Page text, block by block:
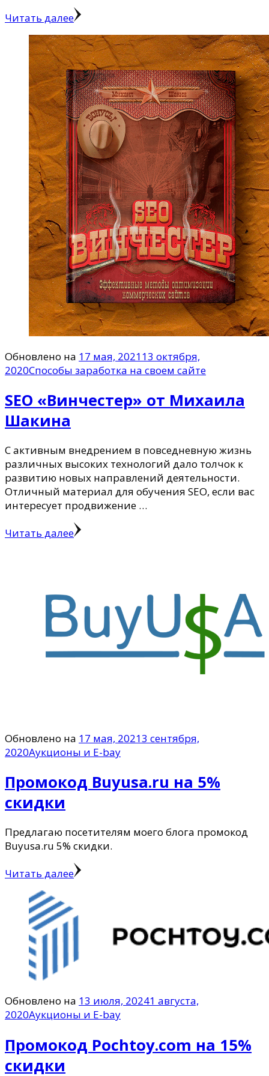
Читать далее
Обновлено на 17 мая, 202113 октября,
2020Способы заработка на своем сайте
SEO «Винчестер» от Михаила
Шакина
С активным внедрением в повседневную жизнь
различных высоких технологий дало толчок к
развитию новых направлений деятельности.
Отличный материал для обучения SEO, если вас
интересует продвижение …
Читать далее
Обновлено на 17 мая, 20213 сентября,
2020Аукционы и E-bay
Промокод Buyusa.ru на 5%
скидки
Предлагаю посетителям моего блога промокод
Buyusa.ru 5% скидки.
Читать далее
Обновлено на 13 июля, 20241 августа,
2020Аукционы и E-bay
Промокод Pochtoy.com на 15%
скидки